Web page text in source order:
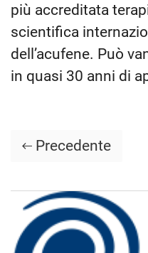
più accreditata
scientifica
dell’acufene. Può
in quasi 30 anni di
Precedente